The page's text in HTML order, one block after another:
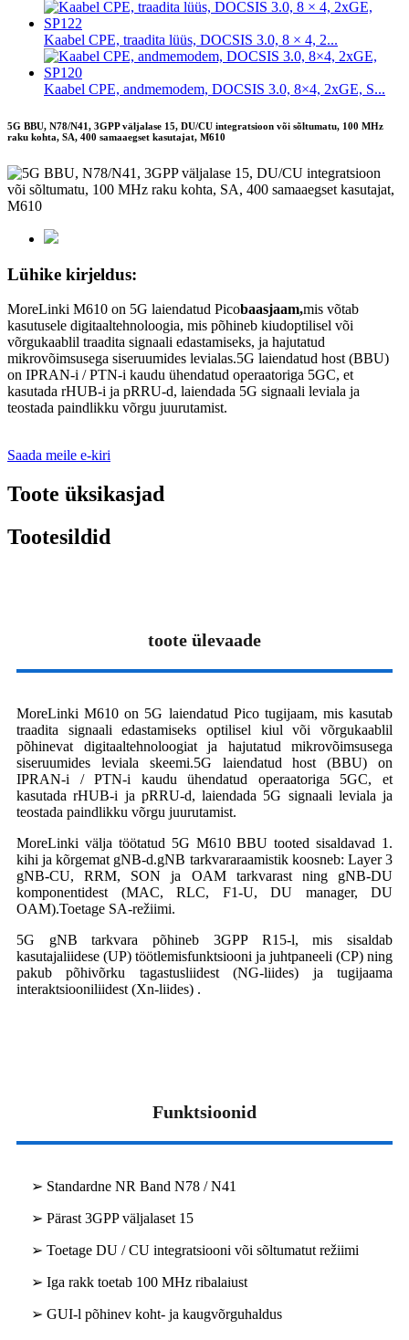
Kaabel CPE, traadita lüüs, DOCSIS 3.0, 8 × 4, 2...
Kaabel CPE, andmemodem, DOCSIS 3.0, 8×4, 2xGE, S...
5G BBU, N78/N41, 3GPP väljalase 15, DU/CU integratsioon või sõltumatu, 100 MHz
raku kohta, SA, 400 samaaegset kasutajat, M610
Lühike kirjeldus:
MoreLinki M610 on 5G laiendatud Picobaasjaam,mis võtab
kasutusele digitaaltehnoloogia, mis põhineb kiudoptilisel või
võrgukaablil traadita signaali edastamiseks, ja hajutatud
mikrovõimsusega siseruumides levialas.5G laiendatud host (BBU)
on IPRAN-i / PTN-i kaudu ühendatud operaatoriga 5GC, et
kasutada rHUB-i ja pRRU-d, laiendada 5G signaali leviala ja
teostada paindlikku võrgu juurutamist.
Saada meile e-kiri
Toote üksikasjad
Tootesildid
toote ülevaade
MoreLinki M610 on 5G laiendatud Pico tugijaam, mis kasutab
traadita signaali edastamiseks optilisel kiul või võrgukaablil
põhinevat digitaaltehnoloogiat ja hajutatud mikrovõimsusega
siseruumides leviala skeemi.5G laiendatud host (BBU) on
IPRAN-i / PTN-i kaudu ühendatud operaatoriga 5GC, et
kasutada rHUB-i ja pRRU-d, laiendada 5G signaali leviala ja
teostada paindlikku võrgu juurutamist.
MoreLinki välja töötatud 5G M610 BBU tooted sisaldavad 1.
kihi ja kõrgemat gNB-d.gNB tarkvararaamistik koosneb: Layer 3
gNB-CU, RRM, SON ja OAM tarkvarast ning gNB-DU
komponentidest (MAC, RLC, F1-U, DU manager, DU
OAM).Toetage SA-režiimi.
5G gNB tarkvara põhineb 3GPP R15-l, mis sisaldab
kasutajaliidese (UP) töötlemisfunktsiooni ja juhtpaneeli (CP) ning
pakub põhivõrku tagastusliidest (NG-liides) ja tugijaama
interaktsiooniliidest (Xn-liides) .
Funktsioonid
➢ Standardne NR Band N78 / N41
➢ Pärast 3GPP väljalaset 15
➢ Toetage DU / CU integratsiooni või sõltumatut režiimi
➢ Iga rakk toetab 100 MHz ribalaiust
➢ GUI-l põhinev koht- ja kaugvõrguhaldus